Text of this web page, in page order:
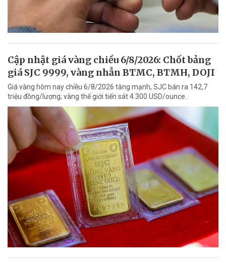
Cập nhật giá vàng chiều 6/8/2026: Chốt bảng
giá SJC 9999, vàng nhẫn BTMC, BTMH, DOJI
Giá vàng hôm nay chiều 6/8/2026 tăng mạnh, SJC bán ra 142,7
triệu đồng/lượng; vàng thế giới tiến sát 4.300 USD/ounce.